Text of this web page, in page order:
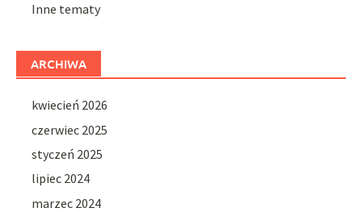
Inne tematy
ARCHIWA
kwiecień 2026
czerwiec 2025
styczeń 2025
lipiec 2024
marzec 2024